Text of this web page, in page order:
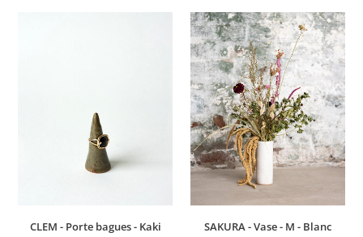
CLEM - Porte bagues - Kaki
SAKURA
-
Vase
-
M
-
Blanc
SAKURA - Vase - M - Blanc